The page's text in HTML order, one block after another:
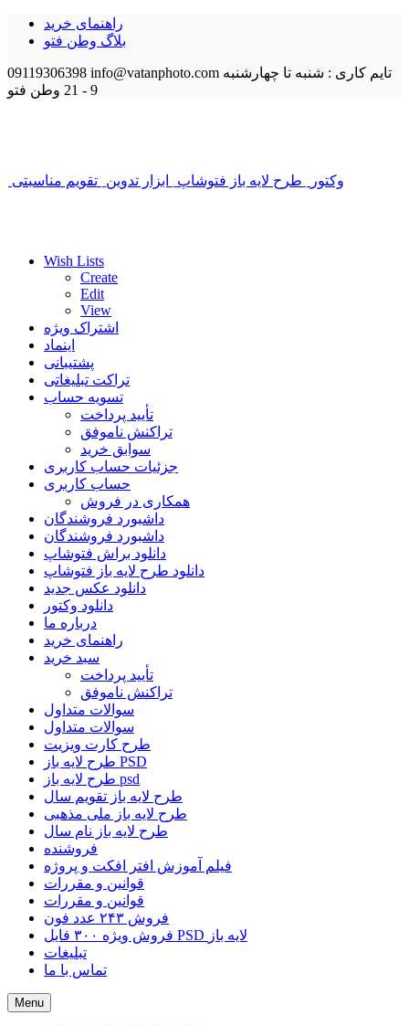
راهنمای خرید
بلاگ وطن فتو
09119306398 info@vatanphoto.com تایم کاری : شنبه تا چهارشنبه
9 - 21
وطن فتو
وکتور طرح لایه باز فتوشاپ ابزار تدوین تقویم مناسبتی
Wish Lists
Create
Edit
View
اشتراک ویژه
اینماد
پشتیبانی
تراکت تبلیغاتی
تسویه حساب
تأیید پرداخت
تراکنش ناموفق
سوابق خرید
جزئیات حساب کاربری
حساب کاربری
همکاری در فروش
داشبورد فروشندگان
داشبورد فروشندگان
دانلود براش فتوشاپ
دانلود طرح لایه باز فتوشاپ
دانلود عکس جدید
دانلود وکتور
درباره ما
راهنمای خرید
سبد خرید
تأیید پرداخت
تراکنش ناموفق
سوالات متداول
سوالات متداول
طرح کارت ویزیت
طرح لایه باز PSD
طرح لایه باز psd
طرح لایه باز تقویم سال
طرح لایه باز ملی مذهبی
طرح لایه باز نام سال
فروشنده
فیلم آموزش افتر افکت و پروژه
قوانین و مقررات
قوانین و مقررات
فروش ۲۴۳ عدد فون
فروش ویژه ۳۰۰ فایل PSD لایه باز
تبلیغات
تماس با ما
Menu